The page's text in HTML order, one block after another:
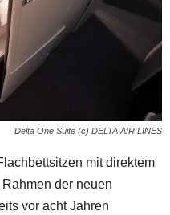
Delta One Suite (c) DELTA AIR LINES
mit direktem
der neuen
vor acht Jahren